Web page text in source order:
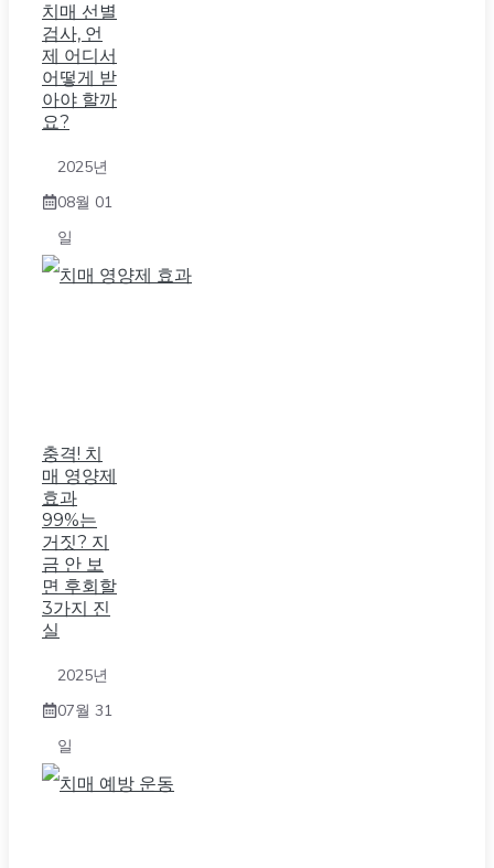
치매 선별
검사, 언
제 어디서
어떻게 받
아야 할까
요?
2025년
08월 01
일
충격! 치
매 영양제
효과
99%는
거짓? 지
금 안 보
면 후회할
3가지 진
실
2025년
07월 31
일